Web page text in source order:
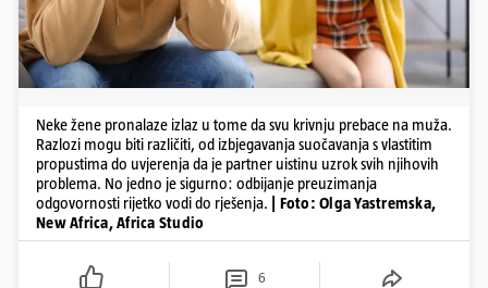
Neke žene pronalaze izlaz u tome da svu krivnju prebace na muža.
Razlozi mogu biti različiti, od izbjegavanja suočavanja s vlastitim
propustima do uvjerenja da je partner uistinu uzrok svih njihovih
problema. No jedno je sigurno: odbijanje preuzimanja
odgovornosti rijetko vodi do rješenja.
| Foto: Olga Yastremska,
New Africa, Africa Studio
6